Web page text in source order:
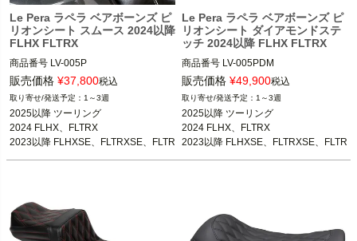
Le Pera ラペラ ベアボーンズ ピ
リオンシート スムース 2024以降
FLHX FLTRX
商品番号 LV-005P
3OT：0801-1843
2025以降 ツーリング
2024 FLHX、FLTRX
2023以降 FLHXSE、FLTRXSE、FLTR
XSTSE
販売価格 ¥37,800税込
1～3週
2025以降 ツーリング
2024 FLHX、FLTRX
2023以降 FLHXSE、FLTRXSE、FLTR
Le Pera ラペラ ベアボーンズ ピ
リオンシート ダイアモンドステ
ッチ 2024以降 FLHX FLTRX
商品番号 LV-005PDM
3OT：0801-1844
2025以降 ツーリング
2024 FLHX、FLTRX
2023以降 FLHXSE、FLTRXSE、FLTR
XSTSE
販売価格 ¥49,900税込
1～3週
2025以降 ツーリング
2024 FLHX、FLTRX
2023以降 FLHXSE、FLTRXSE、FLTR